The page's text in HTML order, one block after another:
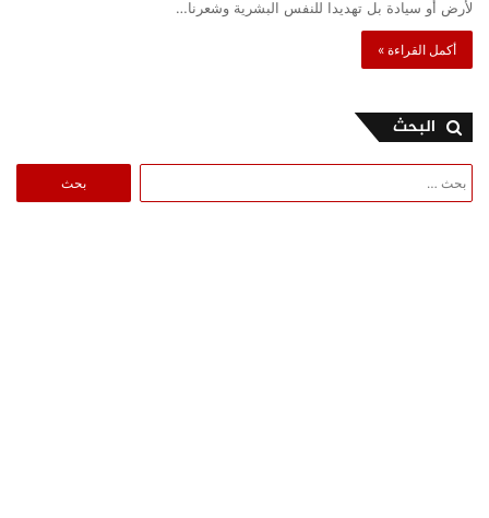
لأرض أو سيادة بل تهديدا للنفس البشرية وشعرنا…
أكمل القراءة »
البحث
عن: